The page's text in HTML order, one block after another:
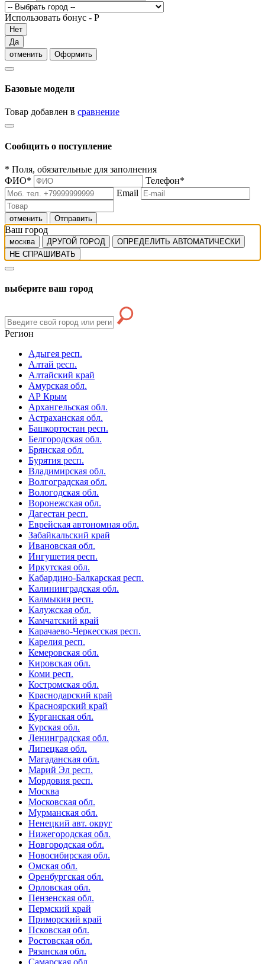
Использовать бонус - Р
Нет
Да
отменить
Оформить
Базовые модели
Товар добавлен в сравнение
Сообщить о поступление
* Поля, обязательные для заполнения
ФИО* Телефон*
Email
отменить Отправить
Ваш город
москва ДРУГОЙ ГОРОД
ОПРЕДЕЛИТЬ АВТОМАТИЧЕСКИ
НЕ СПРАШИВАТЬ
выберите ваш город
Регион
Адыгея респ.
Алтай респ.
Алтайский край
Амурская обл.
АР Крым
Архангельская обл.
Астраханская обл.
Башкортостан респ.
Белгородская обл.
Брянская обл.
Бурятия респ.
Владимирская обл.
Волгоградская обл.
Вологодская обл.
Воронежская обл.
Дагестан респ.
Еврейская автономная обл.
Забайкальский край
Ивановская обл.
Ингушетия респ.
Иркутская обл.
Кабардино-Балкарская респ.
Калининградская обл.
Калмыкия респ.
Калужская обл.
Камчатский край
Карачаево-Черкесская респ.
Карелия респ.
Кемеровская обл.
Кировская обл.
Коми респ.
Костромская обл.
Краснодарский край
Красноярский край
Курганская обл.
Курская обл.
Ленинградская обл.
Липецкая обл.
Магаданская обл.
Марий Эл респ.
Мордовия респ.
Москва
Московская обл.
Мурманская обл.
Ненецкий авт. округ
Нижегородская обл.
Новгородская обл.
Новосибирская обл.
Омская обл.
Оренбургская обл.
Орловская обл.
Пензенская обл.
Пермский край
Приморский край
Псковская обл.
Ростовская обл.
Рязанская обл.